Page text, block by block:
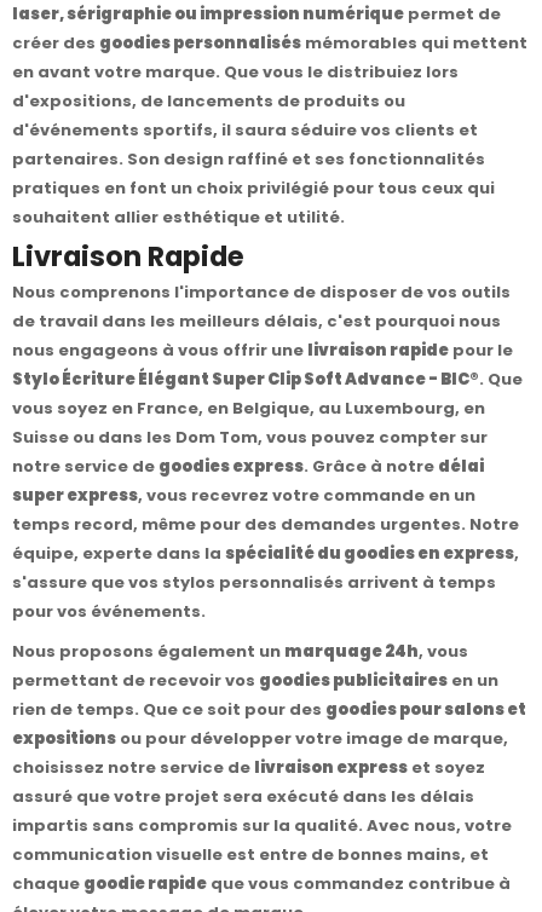
laser, sérigraphie ou impression numérique permet de
créer des goodies personnalisés mémorables qui mettent
en avant votre marque. Que vous le distribuiez lors
d'expositions, de lancements de produits ou
d'événements sportifs, il saura séduire vos clients et
partenaires. Son design raffiné et ses fonctionnalités
pratiques en font un choix privilégié pour tous ceux qui
souhaitent allier esthétique et utilité.
Livraison Rapide
Nous comprenons l'importance de disposer de vos outils
de travail dans les meilleurs délais, c'est pourquoi nous
nous engageons à vous offrir une livraison rapide pour le
Stylo Écriture Élégant Super Clip Soft Advance - BIC®. Que
vous soyez en France, en Belgique, au Luxembourg, en
Suisse ou dans les Dom Tom, vous pouvez compter sur
notre service de goodies express. Grâce à notre délai
super express, vous recevrez votre commande en un
temps record, même pour des demandes urgentes. Notre
équipe, experte dans la spécialité du goodies en express,
s'assure que vos stylos personnalisés arrivent à temps
pour vos événements.
Nous proposons également un marquage 24h, vous
permettant de recevoir vos goodies publicitaires en un
rien de temps. Que ce soit pour des goodies pour salons et
expositions ou pour développer votre image de marque,
choisissez notre service de livraison express et soyez
assuré que votre projet sera exécuté dans les délais
impartis sans compromis sur la qualité. Avec nous, votre
communication visuelle est entre de bonnes mains, et
chaque goodie rapide que vous commandez contribue à